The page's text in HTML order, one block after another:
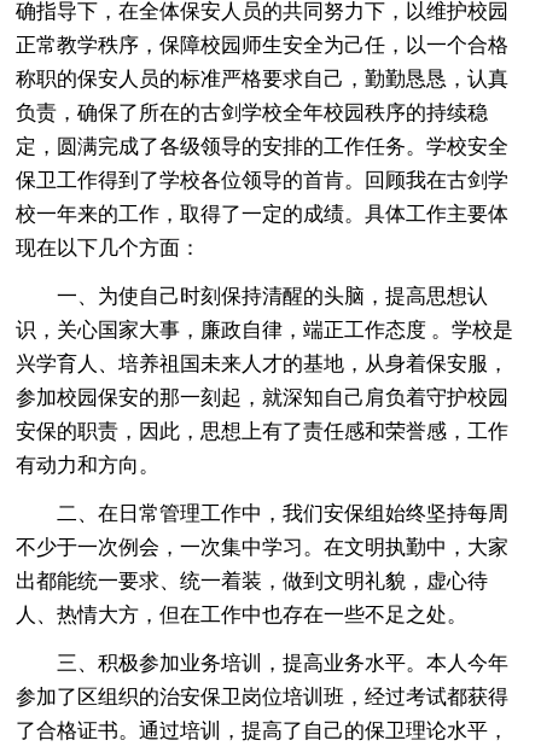
确指导下，在全体保安人员的共同努力下，以维护校园
正常教学秩序，保障校园师生安全为己任，以一个合格
称职的保安人员的标准严格要求自己，勤勤恳恳，认真
负责，确保了所在的古剑学校全年校园秩序的持续稳
定，圆满完成了各级领导的安排的工作任务。学校安全
保卫工作得到了学校各位领导的首肯。回顾我在古剑学
校一年来的工作，取得了一定的成绩。具体工作主要体
现在以下几个方面：
一、为使自己时刻保持清醒的头脑，提高思想认
识，关心国家大事，廉政自律，端正工作态度 。学校是
兴学育人、培养祖国未来人才的基地，从身着保安服，
参加校园保安的那一刻起，就深知自己肩负着守护校园
安保的职责，因此，思想上有了责任感和荣誉感，工作
有动力和方向。
二、在日常管理工作中，我们安保组始终坚持每周
不少于一次例会，一次集中学习。在文明执勤中，大家
出都能统一要求、统一着装，做到文明礼貌，虚心待
人、热情大方，但在工作中也存在一些不足之处。
三、积极参加业务培训，提高业务水平。本人今年
参加了区组织的治安保卫岗位培训班，经过考试都获得
了合格证书。通过培训，提高了自己的保卫理论水平，